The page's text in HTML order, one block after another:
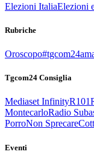
Elezioni ItaliaElezioni
Rubriche
Oroscopo
Tgcom24 Consiglia
Mediaset InfinityR101
MontecarloRadio
PorroNon Sprecare
Eventi